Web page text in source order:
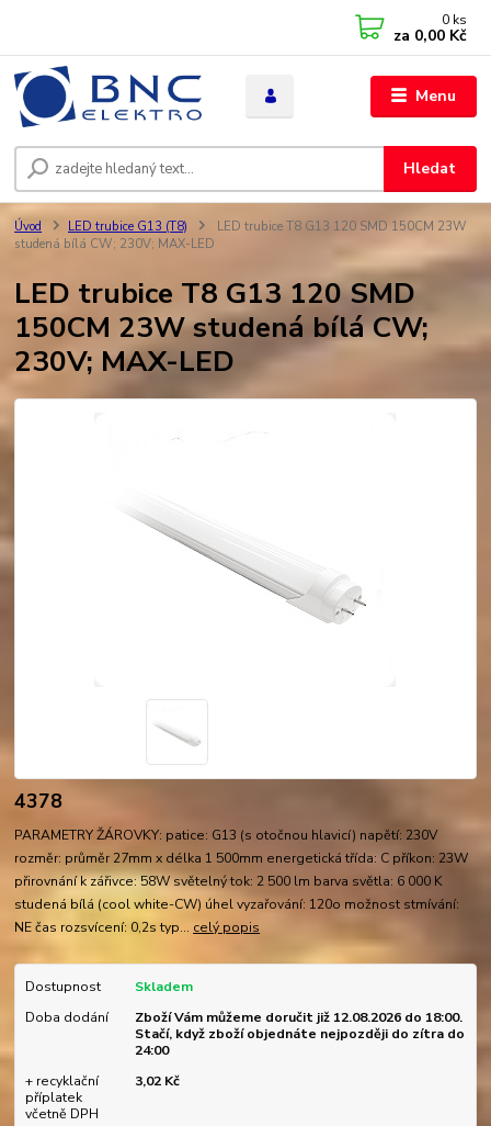
Menu
Hledat
0 ks
za 0,00 Kč
Úvod LED trubice G13 (T8)
LED trubice T8 G13 120 SMD 150CM 23W
studená bílá CW; 230V; MAX-LED
LED trubice T8 G13 120 SMD
150CM 23W studená bílá CW;
230V; MAX-LED
4378
PARAMETRY ŽÁROVKY: patice: G13 (s otočnou hlavicí) napětí: 230V
rozměr: průměr 27mm x délka 1 500mm energetická třída: C příkon: 23W
přirovnání k zářivce: 58W světelný tok: 2 500 lm barva světla: 6 000 K
studená bílá (cool white-CW) úhel vyzařování: 120o možnost stmívání:
NE čas rozsvícení: 0,2s typ... celý popis
Dostupnost
Skladem
Doba dodání
Zboží Vám můžeme doručit již 12.08.2026 do 18:00.
Stačí, když zboží objednáte nejpozději do zítra do
24:00
+ recyklační
příplatek
včetně DPH
3,02 Kč